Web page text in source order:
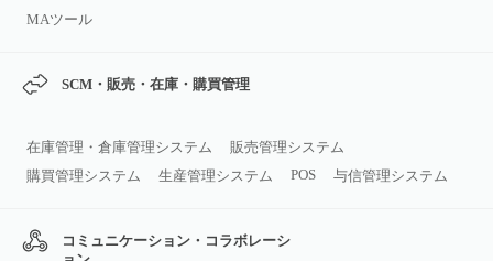
MAツール
SCM・販売・在庫・購買管理
在庫管理・倉庫管理システム
販売管理システム
購買管理システム
生産管理システム POS 与信管理システム
コミュニケーション・コラボレーシ